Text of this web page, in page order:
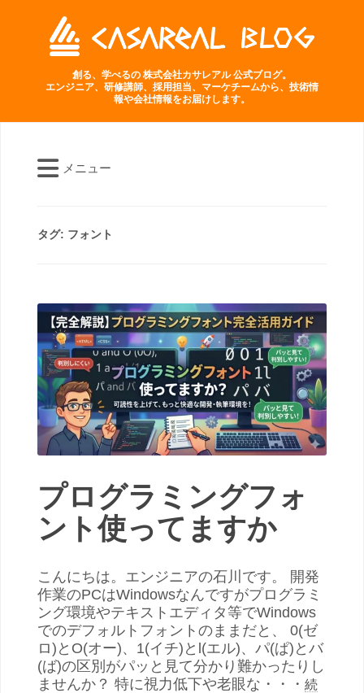
創る、学べるの 株式会社カサレアル 公式ブログ。
エンジニア、研修講師、採用担当、マーケチームから、技術情
報や会社情報をお届けします。
メニュー
タグ: フォント
プログラミングフォ
ント使ってますか
こんにちは。エンジニアの石川です。 開発
作業のPCはWindowsなんですがプログラミ
ング環境やテキストエディタ等でWindows
でのデフォルトフォントのままだと、 0(ゼ
ロ)とO(オー)、1(イチ)とl(エル)、パ(ぱ)とバ
(ば)の区別がパッと見て分かり難かったりし
ませんか？ 特に視力低下や老眼な・・・ 続